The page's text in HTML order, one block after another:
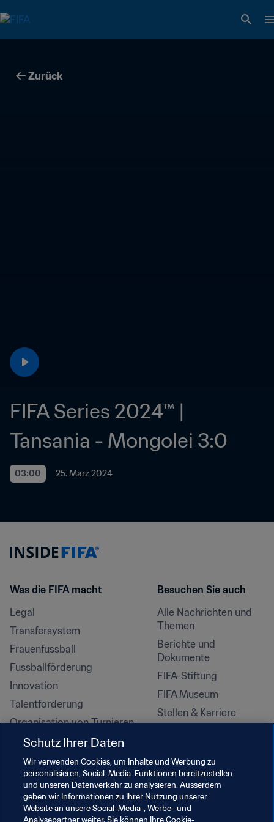
Zurück
FIFA Series 2024™ |
Tansania - Mongolei 3:0
03:00 25. März 2024
Was die FIFA macht
Legal
Transfersystem
Frauenfussball
Fussballförderung
Innovation
Talentförderung
Organisation von Turnieren
Nachhaltigkeit
Menschenrechte und
Antidiskriminierung
Gesundheit und Medizin
Bildungsinitiativen
Besuchen Sie auch
Alle Nachrichten und
Themen
Berichte und
Dokumente
FIFA-Stiftung
FIFA Museum
Stellen & Karriere
Schutz Ihrer Daten
Wir verwenden Cookies, um Inhalte und Werbung zu
personalisieren, Social-Media-Funktionen bereitzustellen
und unseren Datenverkehr zu analysieren. Ausserdem
geben wir Informationen zu Ihrer Nutzung unserer
Website an unsere Social-Media-, Werbe- und
Analysepartner weiter. Sie können Ihre Cookie-